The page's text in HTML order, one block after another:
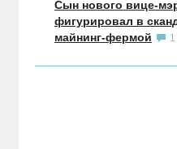
Сын нового вице-
фигурировал в
майнинг-фермой
1